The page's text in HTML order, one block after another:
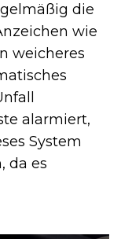
die
wie
weicheres
alarmiert,
System
da es